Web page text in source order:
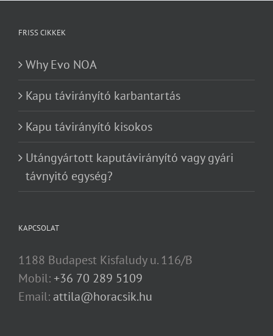
FRISS CIKKEK
Why Evo NOA
Kapu távirányító karbantartás
Kapu távirányító kisokos
Utángyártott kaputávirányító vagy gyári
távnyitó egység?
KAPCSOLAT
1188 Budapest Kisfaludy u. 116/B
Mobil:+36 70 289 5109
Email: attila@horacsik.hu